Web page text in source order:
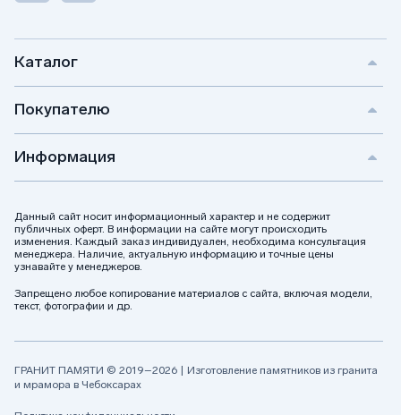
Каталог
Покупателю
Информация
Данный сайт носит информационный характер и не содержит
публичных оферт. В информации на сайте могут происходить
изменения. Каждый заказ индивидуален, необходима консультация
менеджера. Наличие, актуальную информацию и точные цены
узнавайте у менеджеров.
Запрещено любое копирование материалов с сайта, включая модели,
текст, фотографии и др.
ГРАНИТ ПАМЯТИ © 2019–2026 | Изготовление памятников из гранита
и мрамора в Чебоксарах